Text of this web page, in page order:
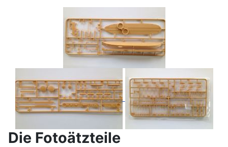
Die Fotoätzteile